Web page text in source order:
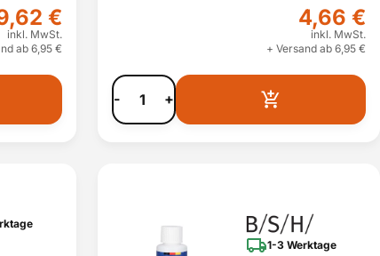
€
inkl. MwSt.
ab 6,95 €
4,66 €
inkl. MwSt.
+ Versand ab 6,95 €
- +
1-3 Werktage